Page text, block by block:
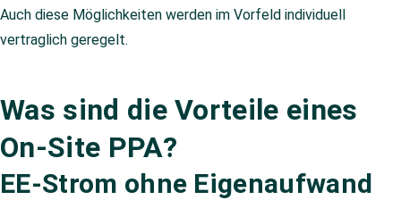
Auch diese Möglichkeiten werden im Vorfeld individuell
vertraglich geregelt.
Was sind die Vorteile eines
On-Site PPA?
EE-Strom ohne Eigenaufwand